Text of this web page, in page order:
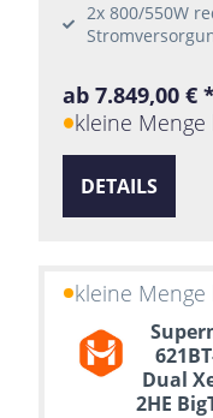
2x 800/550W
ab 7.849,00 €
kleine Menge
DETAILS
kleine Menge
Dual
2HE